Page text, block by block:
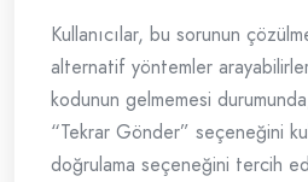
Kullanıcılar, bu sorunun
alternatif yöntemler
kodunun gelmemesi
“Tekrar Gönder” seçeneğini
doğrulama seçeneğini tercih